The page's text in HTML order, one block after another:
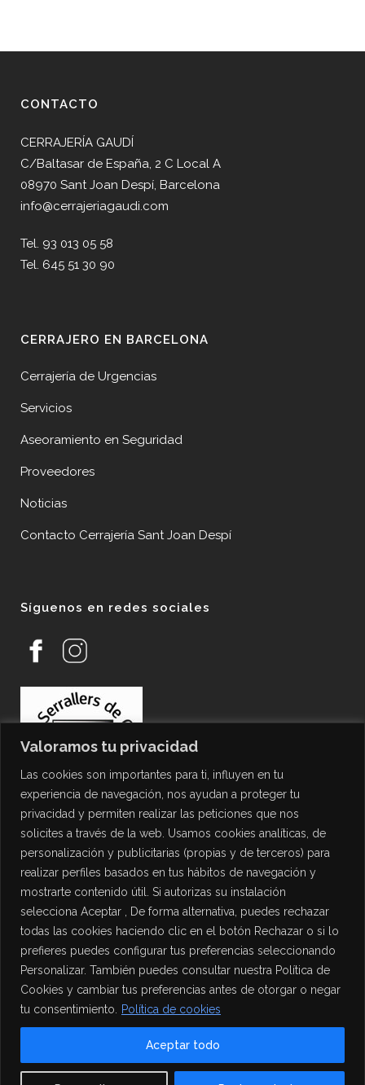
Valoramos tu privacidad
Las cookies son importantes para ti, influyen en tu
experiencia de navegación, nos ayudan a proteger tu
privacidad y permiten realizar las peticiones que nos
solicites a través de la web. Usamos cookies analíticas, de
personalización y publicitarias (propias y de terceros) para
realizar perfiles basados en tus hábitos de navegación y
mostrarte contenido útil. Si autorizas su instalación
selecciona Aceptar , De forma alternativa, puedes rechazar
todas las cookies haciendo clic en el botón Rechazar o si lo
prefieres puedes configurar tus preferencias seleccionando
Personalizar. También puedes consultar nuestra Política de
Cookies y cambiar tus preferencias antes de otorgar o negar
tu consentimiento.
Política de cookies
Aceptar todo
CONTACTO
CERRAJERÍA GAUDÍ
C/Baltasar de España, 2 C Local A
08970 Sant Joan Despí, Barcelona
info@cerrajeriagaudi.com
Tel. 93 013 05 58
Tel. 645 51 30 90
CERRAJERO EN BARCELONA
Cerrajería de Urgencias
Servicios
Aseoramiento en Seguridad
Proveedores
Noticias
Contacto Cerrajería Sant Joan Despí
Síguenos en redes sociales
PROTECCIÓN DE DATOS
Política de Privacidad
Política de Cookies
Aviso Legal